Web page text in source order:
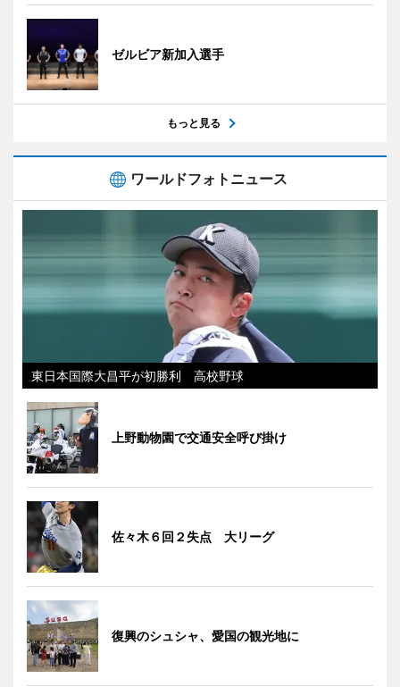
ゼルビア新加入選手
もっと見る
ワールドフォトニュース
東日本国際大昌平が初勝利 高校野球
上野動物園で交通安全呼び掛け
佐々木６回２失点 大リーグ
復興のシュシャ、愛国の観光地に